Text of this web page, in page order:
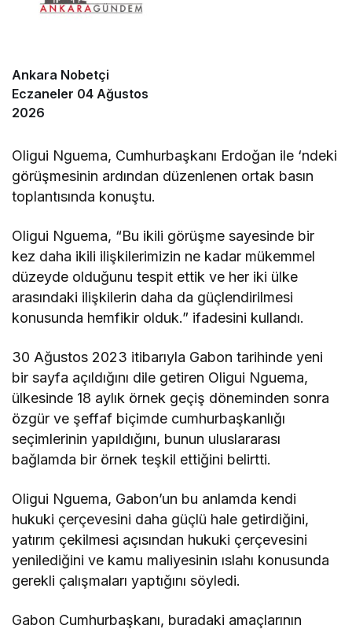
Ankara Nobetçi
Eczaneler 04 Ağustos
2026
Oligui Nguema, Cumhurbaşkanı Erdoğan ile ‘ndeki
görüşmesinin ardından düzenlenen ortak basın
toplantısında konuştu.
Oligui Nguema, “Bu ikili görüşme sayesinde bir
kez daha ikili ilişkilerimizin ne kadar mükemmel
düzeyde olduğunu tespit ettik ve her iki ülke
arasındaki ilişkilerin daha da güçlendirilmesi
konusunda hemfikir olduk.” ifadesini kullandı.
30 Ağustos 2023 itibarıyla Gabon tarihinde yeni
bir sayfa açıldığını dile getiren Oligui Nguema,
ülkesinde 18 aylık örnek geçiş döneminden sonra
özgür ve şeffaf biçimde cumhurbaşkanlığı
seçimlerinin yapıldığını, bunun uluslararası
bağlamda bir örnek teşkil ettiğini belirtti.
Oligui Nguema, Gabon’un bu anlamda kendi
hukuki çerçevesini daha güçlü hale getirdiğini,
yatırım çekilmesi açısından hukuki çerçevesini
yenilediğini ve kamu maliyesinin ıslahı konusunda
gerekli çalışmaları yaptığını söyledi.
Gabon Cumhurbaşkanı, buradaki amaçlarının